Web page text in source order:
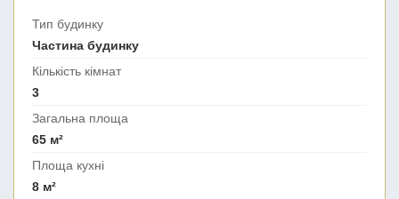
Тип будинку
Частина будинку
Кількість кімнат
3
Загальна площа
65 м²
Площа кухні
8 м²